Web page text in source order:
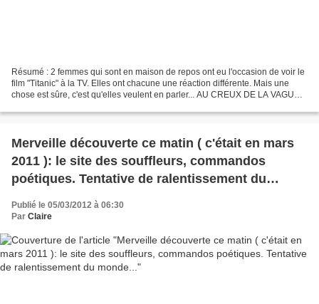
Résumé : 2 femmes qui sont en maison de repos ont eu l'occasion de voir le
film "Titanic" à la TV. Elles ont chacune une réaction différente. Mais une
chose est sûre, c'est qu'elles veulent en parler... AU CREUX DE LA VAGUE
Merveille découverte ce matin ( c'était en mars
2011 ): le site des souffleurs, commandos
poétiques. Tentative de ralentissement du
Publié le 05/03/2012 à 06:30
Par Claire